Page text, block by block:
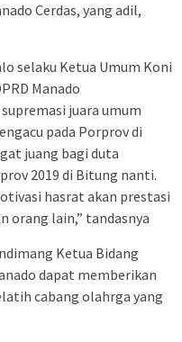
Cerdas, yang adil,
selaku Ketua Umum Koni
Manado
juara umum
pada Porprov di
juang bagi duta
2019 di Bitung nanti.
hasrat akan prestasi
orang lain,” tandasnya
Ketua Bidang
dapat memberikan
cabang olahrga yang